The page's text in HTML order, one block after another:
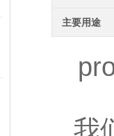
主要用途
我